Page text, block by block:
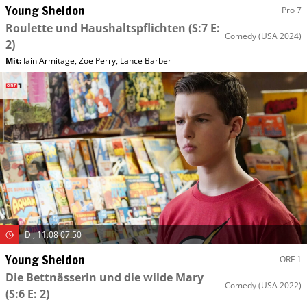
Young Sheldon Pro 7
Roulette und Haushaltspflichten (S:7 E:
2)
Comedy(USA 2024)
Mit: Iain Armitage,Zoe Perry, Lance Barber
Di, 11.08 07:50
Young Sheldon ORF 1
Die Bettnässerin und die wilde Mary
(S:6 E: 2)
Comedy(USA 2022)